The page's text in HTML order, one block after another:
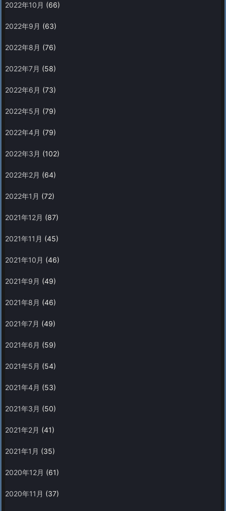
2022年10月 (66)
2022年9月 (63)
2022年8月 (76)
2022年7月 (58)
2022年6月 (73)
2022年5月 (79)
2022年4月 (79)
2022年3月 (102)
2022年2月 (64)
2022年1月 (72)
2021年12月 (87)
2021年11月 (45)
2021年10月 (46)
2021年9月 (49)
2021年8月 (46)
2021年7月 (49)
2021年6月 (59)
2021年5月 (54)
2021年4月 (53)
2021年3月 (50)
2021年2月 (41)
2021年1月 (35)
2020年12月 (61)
2020年11月 (37)